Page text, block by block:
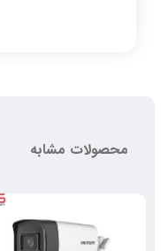
محصولات مشابه